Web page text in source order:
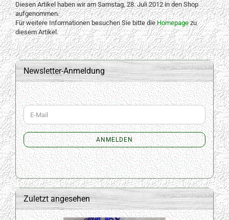
Diesen Artikel haben wir am Samstag, 28. Juli 2012 in den Shop
aufgenommen.
Für weitere Informationen besuchen Sie bitte dieHomepagezu
diesem Artikel.
Newsletter-Anmeldung
WEITER
ZUR
NEWSLETTER-
ANMELDUNG
E-
Mail
ANMELDEN
Zuletzt angesehen